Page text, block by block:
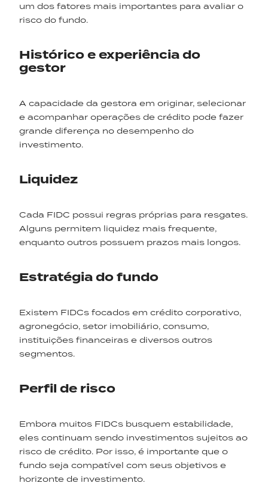
um dos fatores mais importantes para avaliar o
risco do fundo.
Histórico e experiência do
gestor
A capacidade da gestora em originar, selecionar
e acompanhar operações de crédito pode fazer
grande diferença no desempenho do
investimento.
Liquidez
Cada FIDC possui regras próprias para resgates.
Alguns permitem liquidez mais frequente,
enquanto outros possuem prazos mais longos.
Estratégia do fundo
Existem FIDCs focados em crédito corporativo,
agronegócio, setor imobiliário, consumo,
instituições financeiras e diversos outros
segmentos.
Perfil de risco
Embora muitos FIDCs busquem estabilidade,
eles continuam sendo investimentos sujeitos ao
risco de crédito. Por isso, é importante que o
fundo seja compatível com seus objetivos e
horizonte de investimento.